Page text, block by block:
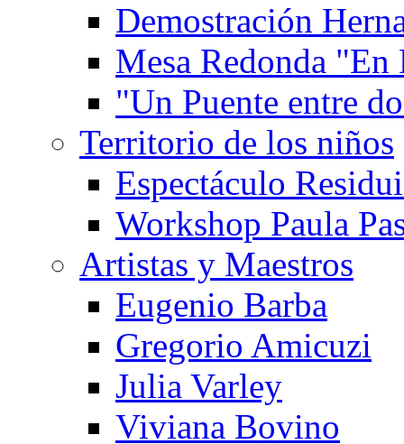
Demostración
Mesa Redonda
"Un Puente entre
Territorio de los niños
Espectáculo
Workshop Paula
Artistas y Maestros
Eugenio Barba
Gregorio Amicuzi
Julia Varley
Viviana Bovino